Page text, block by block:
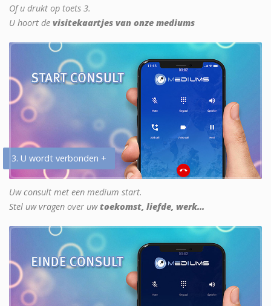
Of u drukt op toets 3.
U hoort de visitekaartjes van onze mediums
3. U wordt verbonden +
Uw consult met een medium start.
Stel uw vragen over uwtoekomst, liefde, werk...